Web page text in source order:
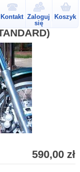
Kontakt Zaloguj
się
Koszyk
590,00 zł